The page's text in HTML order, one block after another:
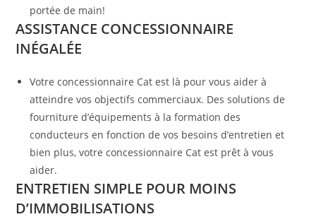
portée de main!
ASSISTANCE CONCESSIONNAIRE
INÉGALÉE
Votre concessionnaire Cat est là pour vous aider à
atteindre vos objectifs commerciaux. Des solutions de
fourniture d’équipements à la formation des
conducteurs en fonction de vos besoins d’entretien et
bien plus, votre concessionnaire Cat est prêt à vous
aider.
ENTRETIEN SIMPLE POUR MOINS
D’IMMOBILISATIONS